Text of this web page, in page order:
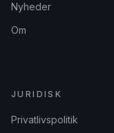
Nyheder
Om
JURIDISK
Privatlivspolitik